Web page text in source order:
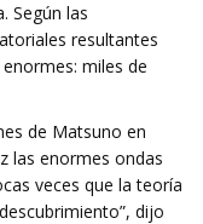
Según las
resultantes
miles de
de Matsuno en
las enormes ondas
veces que la teoría
dijo